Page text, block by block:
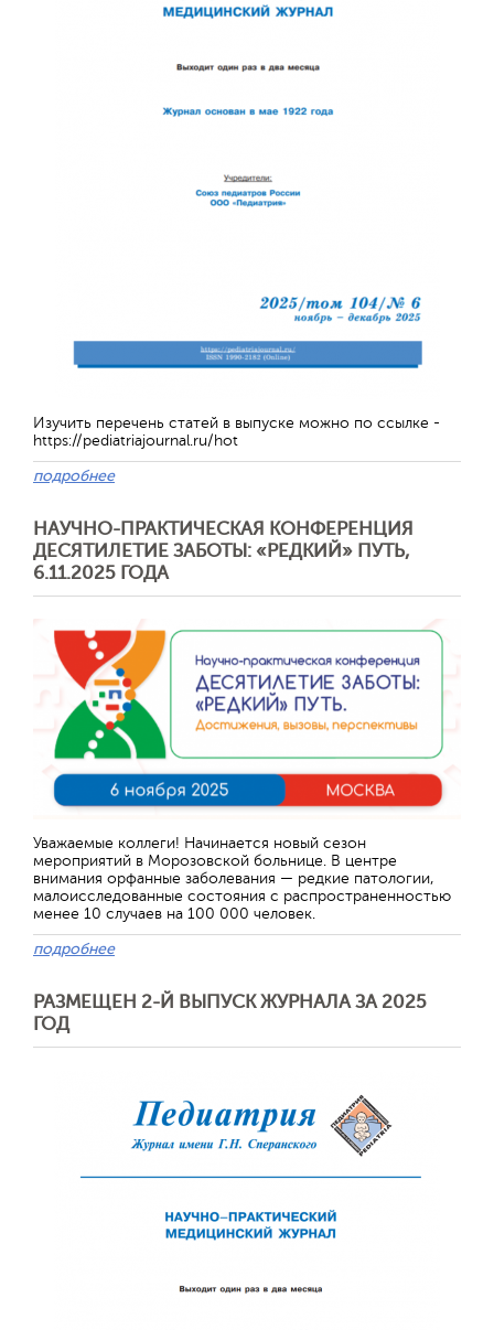
Изучить перечень статей в выпуске можно по ссылке -
https://pediatriajournal.ru/hot
подробнее
НАУЧНО-ПРАКТИЧЕСКАЯ КОНФЕРЕНЦИЯ
ДЕСЯТИЛЕТИЕ ЗАБОТЫ: «РЕДКИЙ» ПУТЬ,
6.11.2025 ГОДА
Уважаемые коллеги! Начинается новый сезон
мероприятий в Морозовской больнице. В центре
внимания орфанные заболевания — редкие патологии,
малоисследованные состояния с распространенностью
менее 10 случаев на 100 000 человек.
подробнее
РАЗМЕЩЕН 2-Й ВЫПУСК ЖУРНАЛА ЗА 2025
ГОД
Отправить